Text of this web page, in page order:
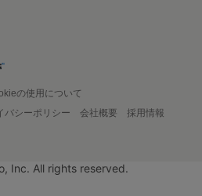
の使用について
バシーポリシー 会社概要
採用情報
Inc. All rights reserved.